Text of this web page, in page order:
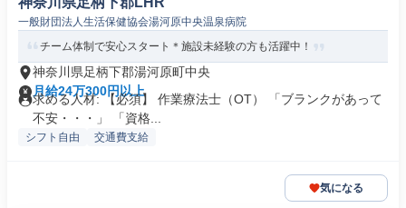
一般財団法人生活保健協会湯河原中央温泉病院
チーム体制で安心スタート＊施設未経験の方も活躍中！
神奈川県足柄下郡湯河原町中央
月給24万300円以上
求める人材: 【必須】 作業療法士（OT） 「ブランクがあって
不安・・・」 「資格...
シフト自由 交通費支給
気になる